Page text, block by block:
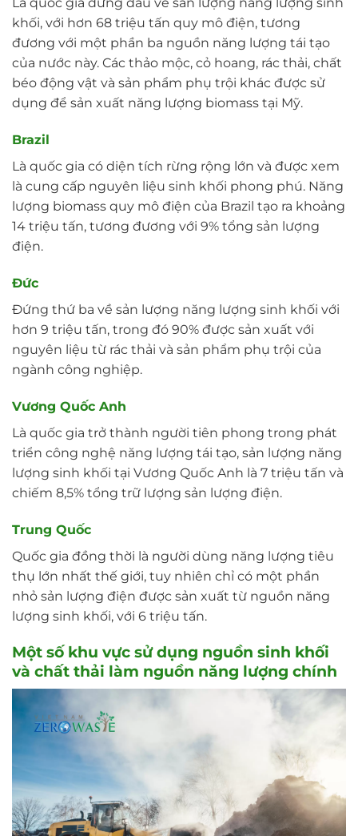
Là quốc gia đứng đầu về sản lượng năng lượng sinh
khối, với hơn 68 triệu tấn quy mô điện, tương
đương với một phần ba nguồn năng lượng tái tạo
của nước này. Các thảo mộc, cỏ hoang, rác thải, chất
béo động vật và sản phẩm phụ trội khác được sử
dụng để sản xuất năng lượng biomass tại Mỹ.
Brazil
Là quốc gia có diện tích rừng rộng lớn và được xem
là cung cấp nguyên liệu sinh khối phong phú. Năng
lượng biomass quy mô điện của Brazil tạo ra khoảng
14 triệu tấn, tương đương với 9% tổng sản lượng
điện.
Đức
Đứng thứ ba về sản lượng năng lượng sinh khối với
hơn 9 triệu tấn, trong đó 90% được sản xuất với
nguyên liệu từ rác thải và sản phẩm phụ trội của
ngành công nghiệp.
Vương Quốc Anh
Là quốc gia trở thành người tiên phong trong phát
triển công nghệ năng lượng tái tạo, sản lượng năng
lượng sinh khối tại Vương Quốc Anh là 7 triệu tấn và
chiếm 8,5% tổng trữ lượng sản lượng điện.
Trung Quốc
Quốc gia đồng thời là người dùng năng lượng tiêu
thụ lớn nhất thế giới, tuy nhiên chỉ có một phần
nhỏ sản lượng điện được sản xuất từ nguồn năng
lượng sinh khối, với 6 triệu tấn.
Một số khu vực sử dụng nguồn sinh khối
và chất thải làm nguồn năng lượng chính